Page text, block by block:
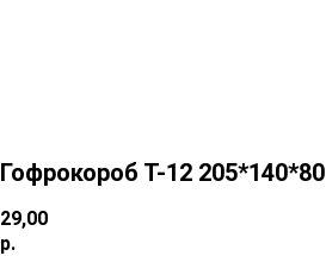
Гофрокороб Т-12 205*140*80
29,00
р.